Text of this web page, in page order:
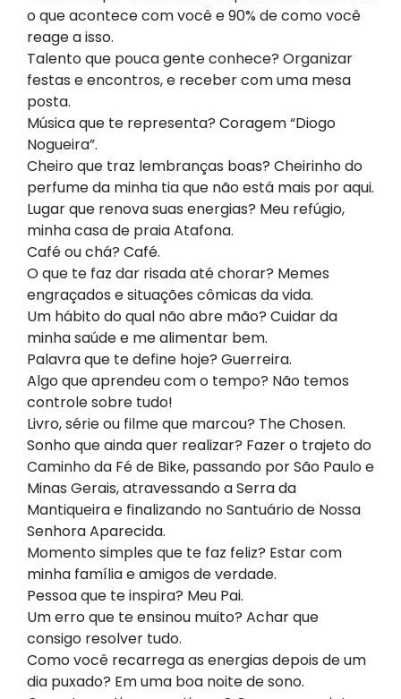
o que acontece com você e 90% de como você
reage a isso.
Talento que pouca gente conhece? Organizar
festas e encontros, e receber com uma mesa
posta.
Música que te representa? Coragem “Diogo
Nogueira”.
Cheiro que traz lembranças boas? Cheirinho do
perfume da minha tia que não está mais por aqui.
Lugar que renova suas energias? Meu refúgio,
minha casa de praia Atafona.
Café ou chá? Café.
O que te faz dar risada até chorar? Memes
engraçados e situações cômicas da vida.
Um hábito do qual não abre mão? Cuidar da
minha saúde e me alimentar bem.
Palavra que te define hoje? Guerreira.
Algo que aprendeu com o tempo? Não temos
controle sobre tudo!
Livro, série ou filme que marcou? The Chosen.
Sonho que ainda quer realizar? Fazer o trajeto do
Caminho da Fé de Bike, passando por São Paulo e
Minas Gerais, atravessando a Serra da
Mantiqueira e finalizando no Santuário de Nossa
Senhora Aparecida.
Momento simples que te faz feliz? Estar com
minha família e amigos de verdade.
Pessoa que te inspira? Meu Pai.
Um erro que te ensinou muito? Achar que
consigo resolver tudo.
Como você recarrega as energias depois de um
dia puxado? Em uma boa noite de sono.